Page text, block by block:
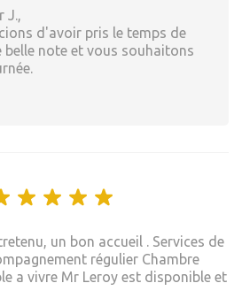
J.,
d'avoir pris le temps de
belle note et vous souhaitons
un bon accueil . Services de
régulier Chambre
a vivre Mr Leroy est disponible et